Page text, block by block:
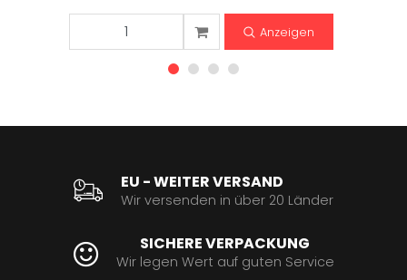
Anzeigen
EU - WEITER VERSAND
Wir versenden in über 20 Länder
SICHERE VERPACKUNG
Wir legen Wert auf guten Service